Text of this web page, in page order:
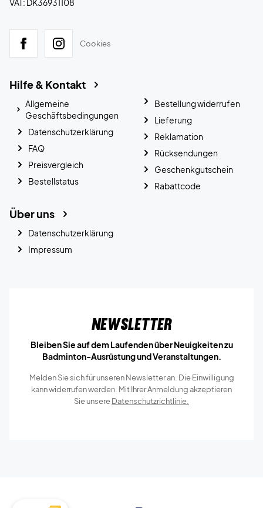
VAT: DK36931108
Cookies
Hilfe & Kontakt
Allgemeine
Geschäftsbedingungen
Datenschutzerklärung
FAQ
Preisvergleich
Bestellstatus
Bestellung widerrufen
Lieferung
Reklamation
Rücksendungen
Geschenkgutschein
Rabattcode
Über uns
Datenschutzerklärung
Impressum
Newsletter
Bleiben Sie auf dem Laufenden über Neuigkeiten zu
Badminton-Ausrüstung und Veranstaltungen.
Melden Sie sich für unseren Newsletter an. Die Einwilligung
kann widerrufen werden. Mit Ihrer Anmeldung akzeptieren
Sie unsereDatenschutzrichtlinie.